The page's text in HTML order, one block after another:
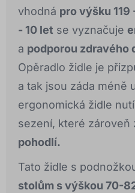
vhodná pro výšku 119
- 10 let se vyznačuje
a podporou zdravého
Opěradlo židle je
a tak jsou záda méně
ergonomická židle
sezení, které zároveň
pohodlí.
Tato židle s
stolům s výškou 70-